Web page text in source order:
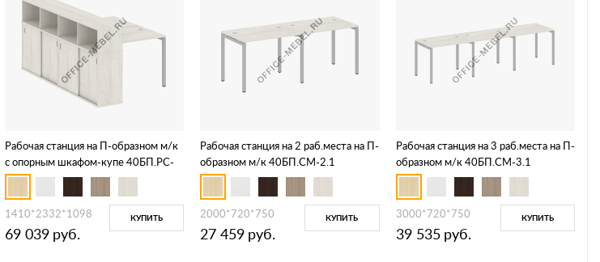
Рабочая станция на П-образном м/к
с опорным шкафом-купе 40БП.РС-
СШК-4.1 Т
1410*2332*1098
69 039 руб.
КУПИТЬ
Рабочая станция на 2 раб.места на П-
образном м/к 40БП.СМ-2.1
2000*720*750
27 459 руб.
КУПИТЬ
Рабочая станция на 3 раб.места на П-
образном м/к 40БП.СМ-3.1
3000*720*750
39 535 руб.
КУПИТЬ